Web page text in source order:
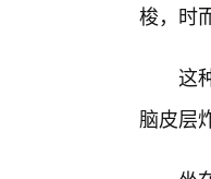
梭，时
这
脑皮层